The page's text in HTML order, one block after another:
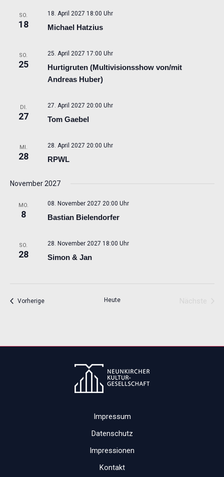
SO.
18 Michael Hatzius
18. April 2027 18:00 Uhr
SO.
25
Hurtigruten (Multivisionsshow von/mit
Andreas Huber)
25. April 2027 17:00 Uhr
DI.
27 Tom Gaebel
27. April 2027 20:00 Uhr
MI.
28 RPWL
28. April 2027 20:00 Uhr
November 2027
MO.
8 Bastian Bielendorfer
08. November 2027 20:00 Uhr
SO.
28 Simon & Jan
28. November 2027 18:00 Uhr
VorherigeVeranstaltungen Heute
Impressum
Datenschutz
Impressionen
Kontakt